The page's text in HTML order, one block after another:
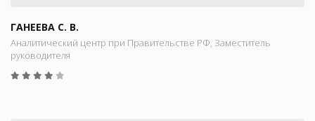
ГАНЕЕВА С. В.
Аналитический центр при Правительстве РФ, Заместитель
руководителя